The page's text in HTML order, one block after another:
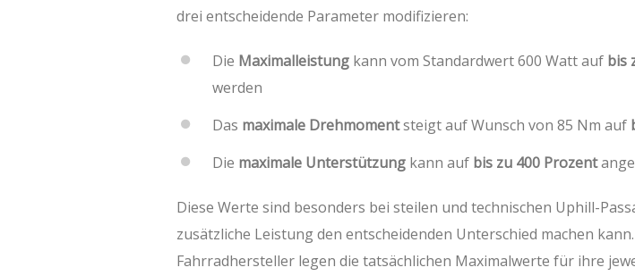
drei entscheidende Parameter modifizieren:
Die Maximalleistung kann vom Standardwert 600 Watt auf bis
werden
Das maximale Drehmomentsteigt auf Wunsch von 85 Nm auf
Die maximale Unterstützung kann auf bis zu 400 Prozent
Diese Werte sind besonders bei steilen und technischen Uphill-
zusätzliche Leistung den entscheidenden Unterschied machen
Fahrradhersteller legen die tatsächlichen Maximalwerte für ihre